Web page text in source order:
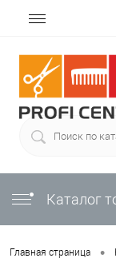
Каталог
Главная страница •